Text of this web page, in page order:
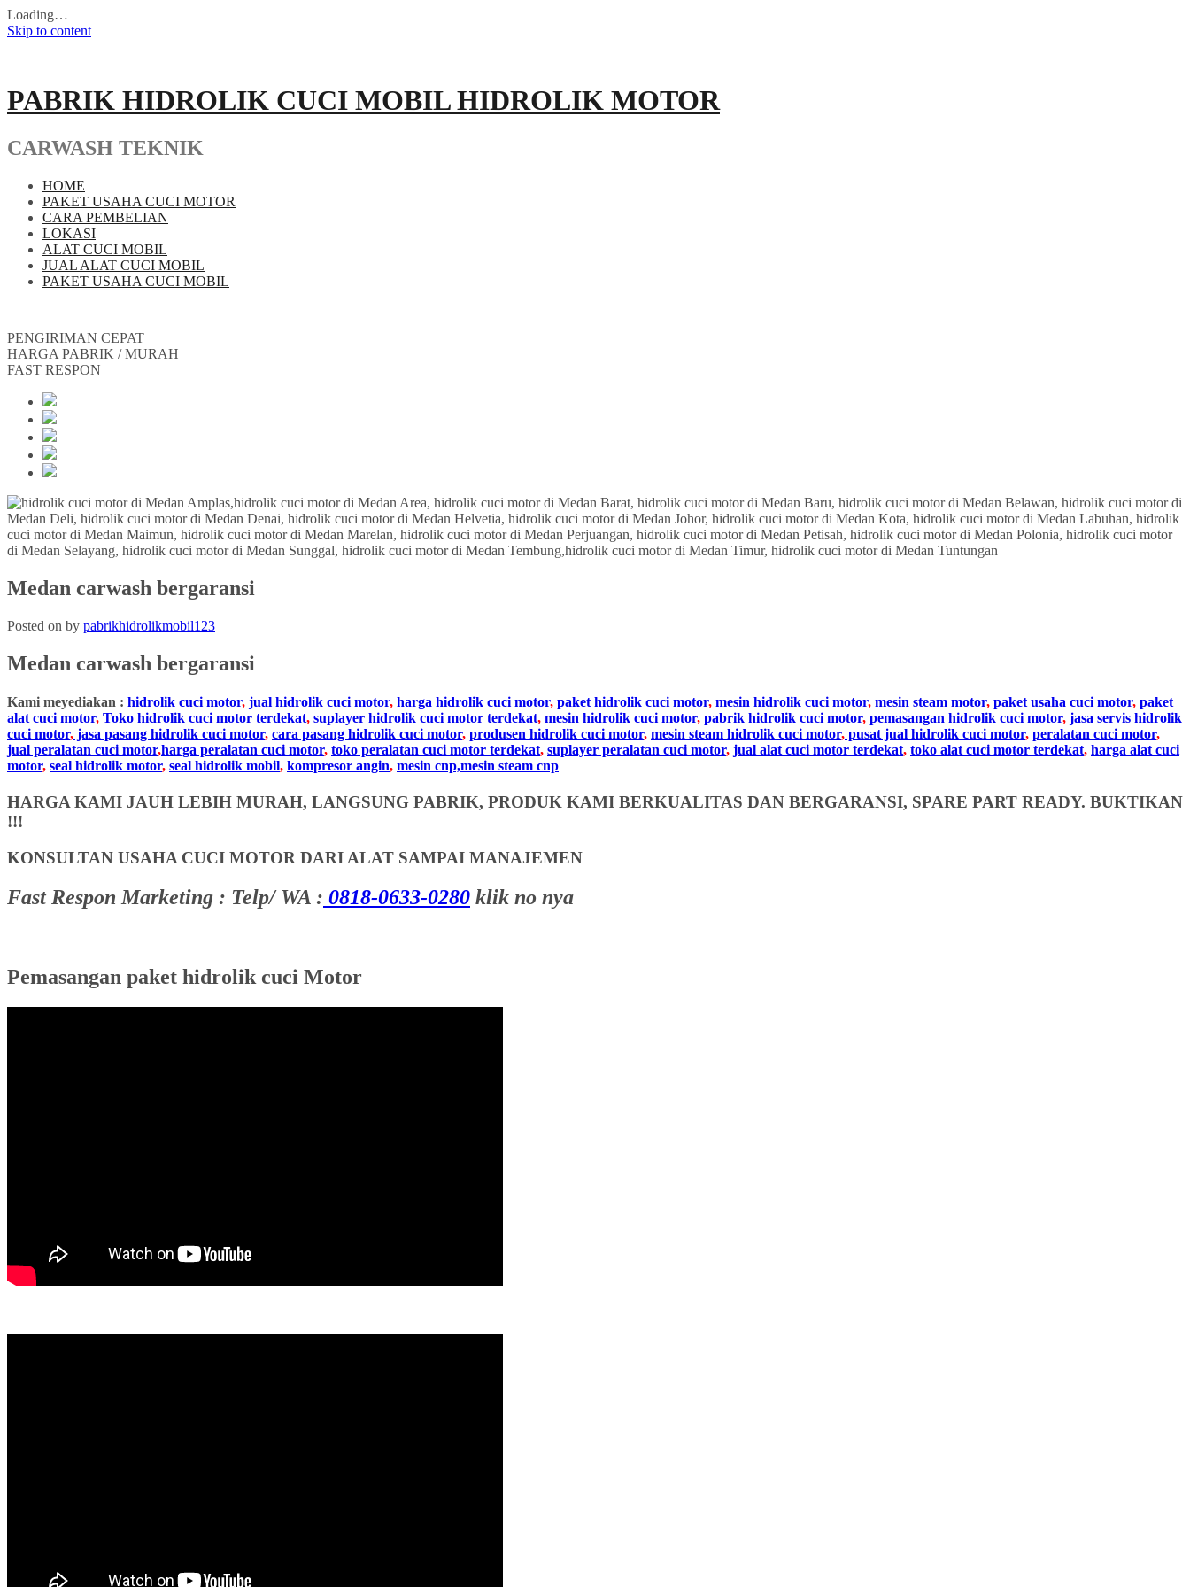
Loading…
Skip to content
PABRIK HIDROLIK CUCI MOBIL HIDROLIK MOTOR
CARWASH TEKNIK
HOME
PAKET USAHA CUCI MOTOR
CARA PEMBELIAN
LOKASI
ALAT CUCI MOBIL
JUAL ALAT CUCI MOBIL
PAKET USAHA CUCI MOBIL
PENGIRIMAN CEPAT
HARGA PABRIK / MURAH
FAST RESPON
Medan carwash bergaransi
Posted on by pabrikhidrolikmobil123
Medan carwash bergaransi
Kami meyediakan : hidrolik cuci motor, jual hidrolik cuci motor, harga hidrolik cuci motor, paket hidrolik cuci motor, mesin hidrolik cuci motor, mesin steam motor, paket usaha cuci motor, paket
alat cuci motor, Toko hidrolik cuci motor terdekat, suplayer hidrolik cuci motor terdekat, mesin hidrolik cuci motor, pabrik hidrolik cuci motor, pemasangan hidrolik cuci motor, jasa servis hidrolik
cuci motor, jasa pasang hidrolik cuci motor, cara pasang hidrolik cuci motor, produsen hidrolik cuci motor, mesin steam hidrolik cuci motor, pusat jual hidrolik cuci motor, peralatan cuci motor,
jual peralatan cuci motor,harga peralatan cuci motor, toko peralatan cuci motor terdekat, suplayer peralatan cuci motor, jual alat cuci motor terdekat, toko alat cuci motor terdekat, harga alat cuci
motor, seal hidrolik motor, seal hidrolik mobil, kompresor angin, mesin cnp,mesin steam cnp
HARGA KAMI JAUH LEBIH MURAH, LANGSUNG PABRIK, PRODUK KAMI BERKUALITAS DAN BERGARANSI, SPARE PART READY. BUKTIKAN
!!!
KONSULTAN USAHA CUCI MOTOR DARI ALAT SAMPAI MANAJEMEN
Fast Respon Marketing : Telp/ WA : 0818-0633-0280 klik no nya
Pemasangan paket hidrolik cuci Motor